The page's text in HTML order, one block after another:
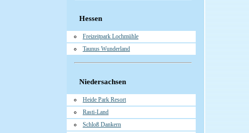
Hessen
Freizeitpark Lochmühle
Taunus Wunderland
Niedersachsen
Heide Park Resort
Rasti-Land
Schloß Dankern